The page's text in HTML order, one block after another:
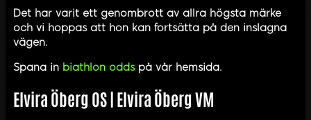
Det har varit ett genombrott av allra högsta märke
och vi hoppas att hon kan fortsätta på den inslagna
vägen.
Spana in biathlon oddspå vår hemsida.
Elvira Öberg OS | Elvira Öberg VM